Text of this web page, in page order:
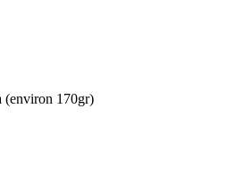
(environ 170gr)